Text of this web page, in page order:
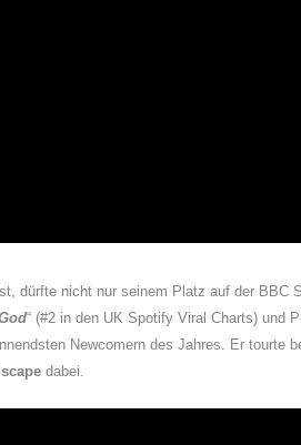
dürfte nicht nur seinem Platz auf der BBC
“ (#2 in den UK Spotify Viral Charts) und
Newcomern des Jahres. Er tourte
dabei.